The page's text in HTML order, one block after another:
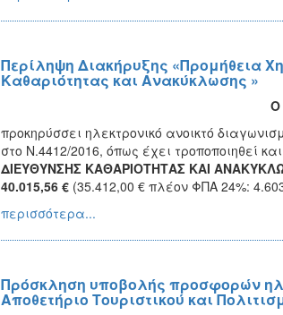
Περίληψη Διακήρυξης «Προμήθεια
Καθαριότητας και Ανακύκλωσης »
Ο
προκηρύσσει ηλεκτρονικό ανοικτό
στο Ν.4412/2016, όπως έχει τροποποιηθεί
ΔΙΕΥΘΥΝΣΗΣ ΚΑΘΑΡΙΟΤΗΤΑΣ ΚΑΙ
40.015,56 € (35.412,00 € πλέον ΦΠΑ 24%:
περισσότερα...
Πρόσκληση υποβολής προσφορών
Αποθετήριο Τουριστικού και